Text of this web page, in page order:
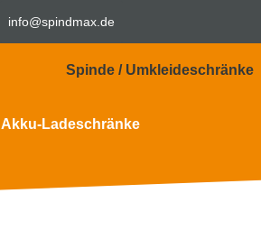
info@spindmax.de
Spinde / Umkleideschränke
Akku-Ladeschränke